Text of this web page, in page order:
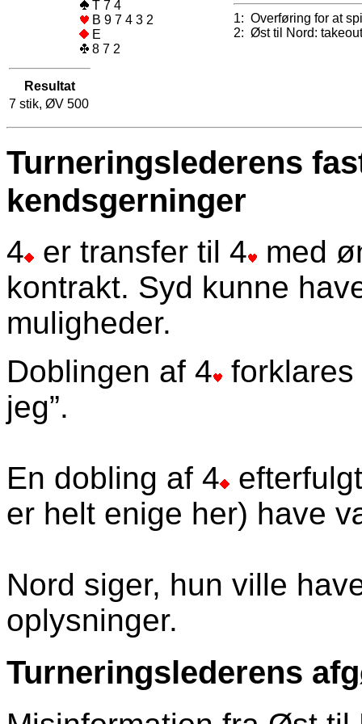
T 7 4
B 9 7 4 3 2
E
8 7 2
1: Overføring for at
2: Øst til Nord:
Resultat
7 stik, ØV 500
Turneringslederens
kendsgerninger
4 er transfer til 4
med
kontrakt. Syd kunne
muligheder.
Doblingen af 4
jeg”.
En dobling af 4
er helt enige her) have
Nord siger, hun ville
oplysninger.
Turneringslederens